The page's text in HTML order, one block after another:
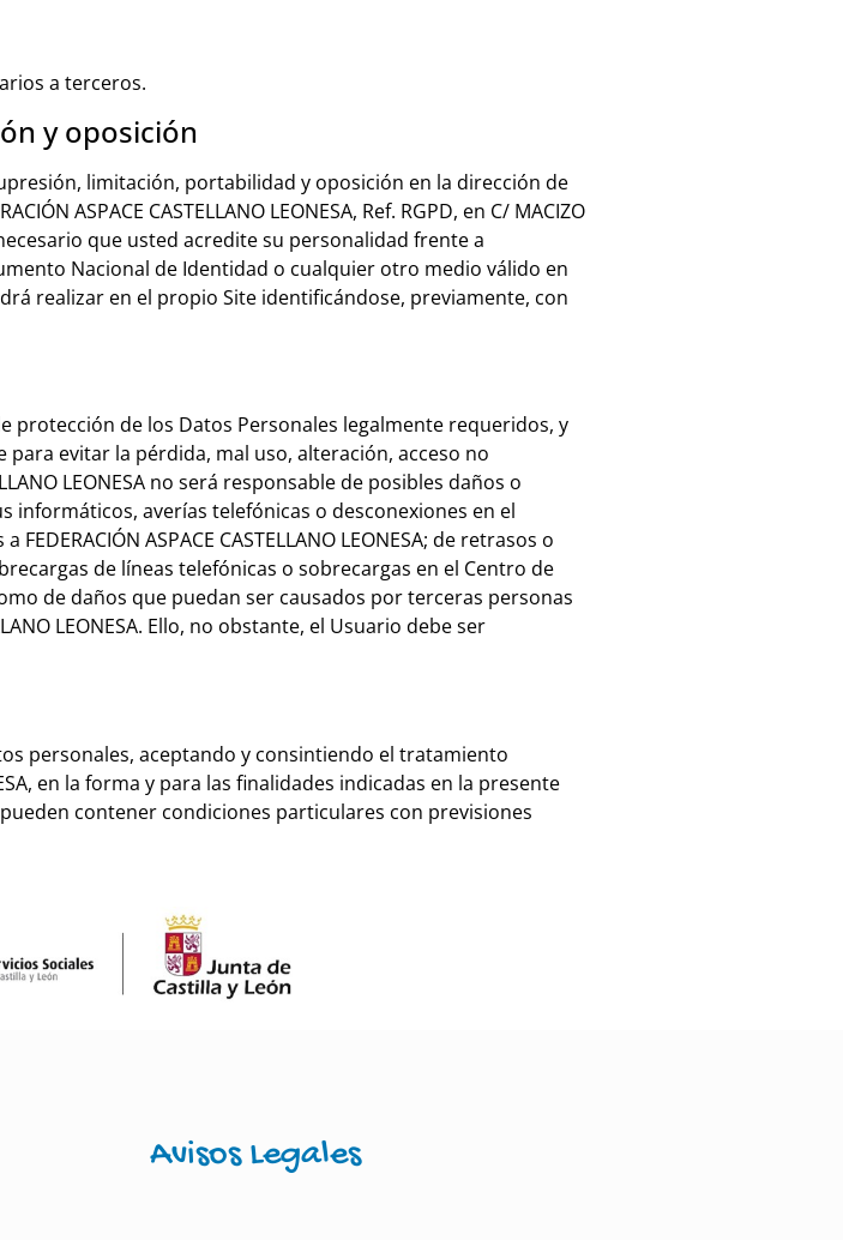
a terceros.
y oposición
limitación, portabilidad y oposición en la dirección de
ASPACE CASTELLANO LEONESA, Ref. RGPD, en C/ MACIZO
necesario que usted acredite su personalidad frente a
Nacional de Identidad o cualquier otro medio válido en
realizar en el propio Site identificándose, previamente, con
de protección de los Datos Personales legalmente requeridos, y
evitar la pérdida, mal uso, alteración, acceso no
LEONESA no será responsable de posibles daños o
averías telefónicas o desconexiones en el
ASPACE CASTELLANO LEONESA; de retrasos o
de líneas telefónicas o sobrecargas en el Centro de
de daños que puedan ser causados por terceras personas
LEONESA. Ello, no obstante, el Usuario debe ser
personales, aceptando y consintiendo el tratamiento
en la forma y para las finalidades indicadas en la presente
contener condiciones particulares con previsiones
Avisos Legales